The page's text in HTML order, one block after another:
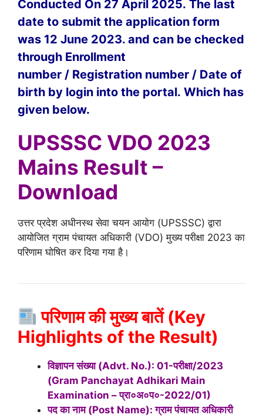
Conducted On 27 April 2025. The last
date to submit the application form
was 12 June 2023. and can be checked
through Enrollment
number / Registration number / Date of
birth by login into the portal. Which has
given below.
UPSSSC VDO 2023
Mains Result –
Download
उत्तर प्रदेश अधीनस्थ सेवा चयन आयोग (UPSSSC) द्वारा
आयोजित ग्राम पंचायत अधिकारी (VDO) मुख्य परीक्षा 2023 का
परिणाम घोषित कर दिया गया है।
परिणाम की मुख्य बातें (Key
Highlights of the Result)
विज्ञापन संख्या (Advt. No.): 01-परीक्षा/2023
(Gram Panchayat Adhikari Main
Examination – प्रा०अ०प०-2022/01)
पद का नाम (Post Name): ग्राम पंचायत अधिकारी